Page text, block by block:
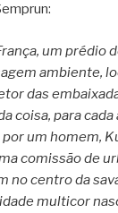
um prédio
ambiente,
das
coisa, para
um homem,
comissão de
no centro da
multicor